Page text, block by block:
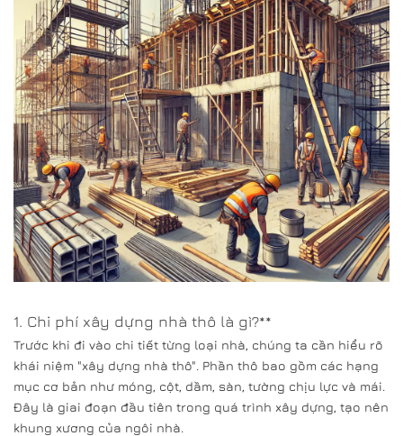
1. Chi phí xây dựng nhà thô là gì?**
Trước khi đi vào chi tiết từng loại nhà, chúng ta cần hiểu rõ
khái niệm "xây dựng nhà thô". Phần thô bao gồm các hạng
mục cơ bản như móng, cột, dầm, sàn, tường chịu lực và mái.
Đây là giai đoạn đầu tiên trong quá trình xây dựng, tạo nên
khung xương của ngôi nhà.